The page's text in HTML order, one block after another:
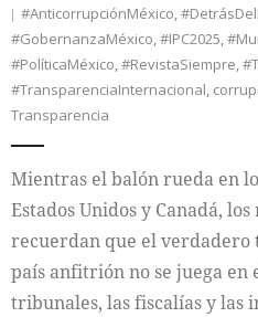
#AnticorrupciónMéxico,
#GobernanzaMéxico,#IPC2025,
#PolíticaMéxico,#RevistaSiempre,
#TransparenciaInternacional,
Transparencia
Mientras el balón rueda en
Estados Unidos y Canadá,
recuerdan que el
país anfitrión no se juega en
tribunales, las fiscalías y las